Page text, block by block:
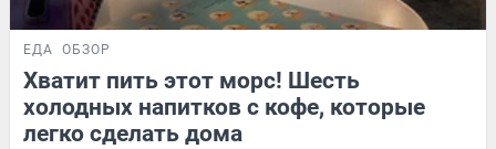
ЕДА ОБЗОР
Хватит пить этот морс! Шесть
холодных напитков с кофе, которые
легко сделать дома